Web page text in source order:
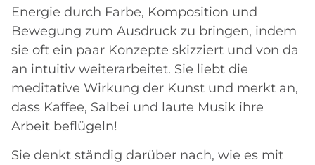
Energie durch Farbe, Komposition und
Bewegung zum Ausdruck zu bringen, indem
sie oft ein paar Konzepte skizziert und von da
an intuitiv weiterarbeitet. Sie liebt die
meditative Wirkung der Kunst und merkt an,
dass Kaffee, Salbei und laute Musik ihre
Arbeit beflügeln!
Sie denkt ständig darüber nach, wie es mit